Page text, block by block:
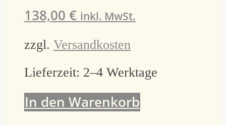
138,00 € inkl. MwSt.
zzgl. Versandkosten
Lieferzeit: 2–4 Werktage
In den Warenkorb